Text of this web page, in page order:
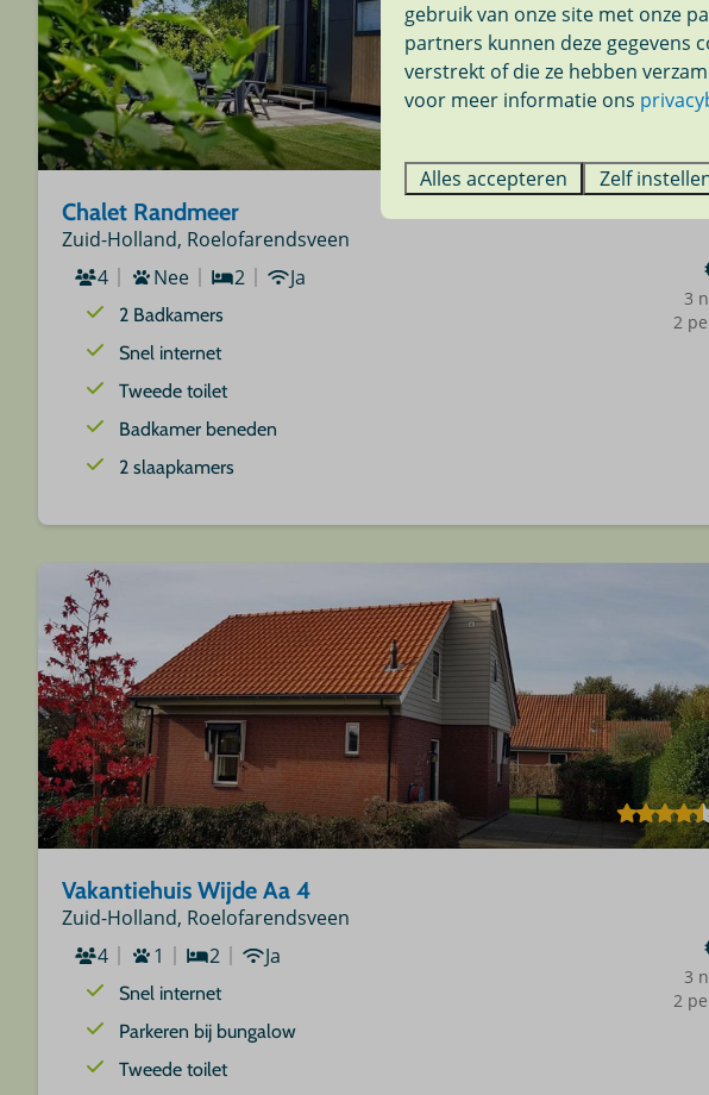
3
2
Chalet Randmeer
Zuid-Holland, Roelofarendsveen
4
Nee 2 Ja
2 Badkamers
Snel internet
Tweede toilet
Badkamer beneden
2 slaapkamers
3
2
Vakantiehuis Wijde Aa 4
Zuid-Holland, Roelofarendsveen
4
1 2 Ja
Snel internet
Parkeren bij bungalow
Tweede toilet
gebruik van onze site met onze
partners kunnen deze gegevens
verstrekt of die ze hebben
voor meer informatie ons
Alles accepteren Zelf